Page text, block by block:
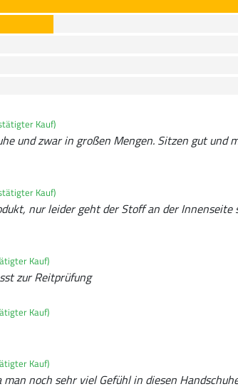
Kauf)
und zwar in großen Mengen. Sitzen gut und
Kauf)
nur leider geht der Stoff an der Innenseite
Kauf)
zur Reitprüfung
Kauf)
Kauf)
noch sehr viel Gefühl in diesen